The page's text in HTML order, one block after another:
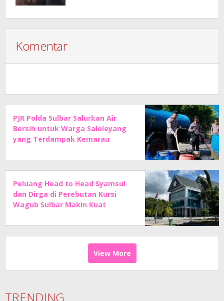
Komentar
PJR Polda Sulbar Salurkan Air
Bersih untuk Warga Saloleyang
yang Terdampak Kemarau
Peluang Head to Head Syamsul
dan Dirga di Perebutan Kursi
Wagub Sulbar Makin Kuat
View More
TRENDING